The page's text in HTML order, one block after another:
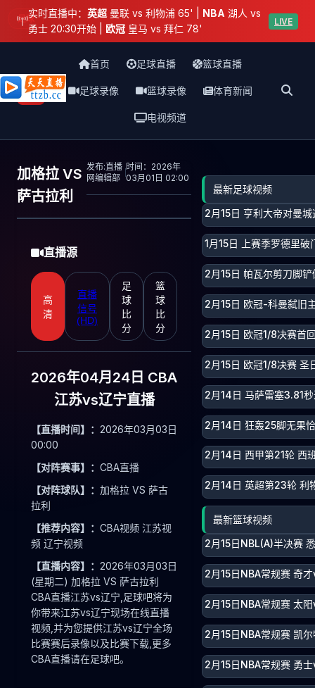
实时直播中： 英超 曼联 vs 利物浦 65' | NBA 湖人 vs
勇士 20:30开始 | 欧冠 皇马 vs 拜仁 78'
LIVE
天天直播网
首页 足球直播 篮球直播
足球录像 篮球录像 体育新闻
电视频道
加格拉 VS
萨古拉利
发布:直播
网编辑部
时间：2026年
03月01日 02:00
足球
直播源
高
清
直播
信号
(HD)
足
球
比
分
篮
球
比
分
2026年04月24日 CBA
江苏vs辽宁直播
【直播时间】： 2026年03月03日
00:00
【对阵赛事】： CBA直播
【对阵球队】： 加格拉 VS 萨古
拉利
【推荐内容】： CBA视频 江苏视
频 辽宁视频
【直播内容】： 2026年03月03日
(星期二) 加格拉 VS 萨古拉利
CBA直播江苏vs辽宁,足球吧将为
你带来江苏vs辽宁现场在线直播
视频,并为您提供江苏vs辽宁全场
比赛赛后录像以及比赛下载,更多
CBA直播请在足球吧。
最新足球视频
2月15日 亨利大帝对曼
1月15日 上赛季罗德里
2月15日 帕瓦尔剪刀脚
2月15日 欧冠-科曼弑旧
2月15日 欧冠1/8决赛首
2月15日 欧冠1/8决赛 圣
2月14日 马萨雷塞3.81
2月14日 狂轰25脚无果
2月14日 西甲第21轮 西
2月14日 英超第23轮 利
最新篮球视频
2月15日NBL(A)半决赛
2月15日NBA常规赛 奇
2月15日NBA常规赛 太
2月15日NBA常规赛 凯
2月15日NBA常规赛 勇